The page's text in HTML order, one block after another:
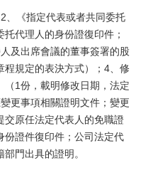
、《指定代表或者共同委托
代理人的身份證復印件；
及出席會議的董事簽署的股
程規定的表決方式）；4、修
（1份，載明修改日期，法定
更事項相關證明文件；變更
交原任法定代表人的免職證
份證件復印件；公司法定代
門出具的證明。